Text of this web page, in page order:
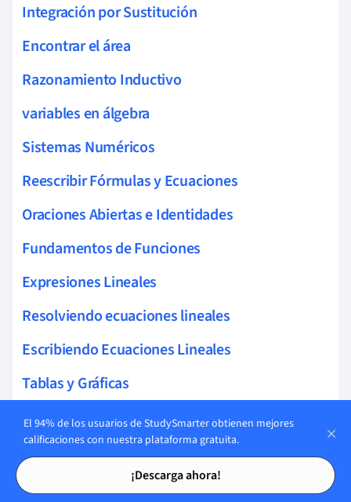
Tarjetas de estudio
Tarjetas de estudio
Integración por Sustitución
Encontrar el área
Razonamiento Inductivo
variables en álgebra
Sistemas Numéricos
Reescribir Fórmulas y Ecuaciones
Oraciones Abiertas e Identidades
Fundamentos de Funciones
Expresiones Lineales
Resolviendo ecuaciones lineales
Escribiendo Ecuaciones Lineales
Tablas y Gráficas
Fracciones y Factores
Potencias y Exponentes
mínimo común denominador
El 94% de los usuarios de StudySmarter obtienen mejores
calificaciones con nuestra plataforma gratuita.
¡Descarga ahora!